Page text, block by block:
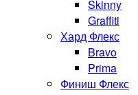
Skinny
Graffiti
Хард Флекс
Bravo
Prima
Финиш Флекс